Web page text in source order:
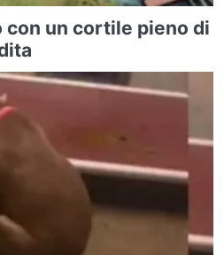
con un cortile pieno di